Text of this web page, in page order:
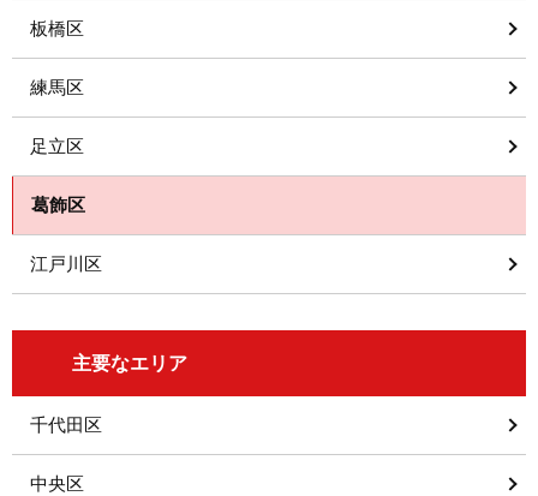
板橋区
練馬区
足立区
葛飾区
江戸川区
主要なエリア
千代田区
中央区